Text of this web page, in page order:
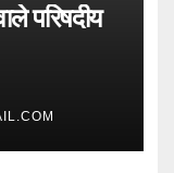
परिषदीय